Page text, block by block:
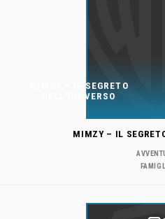
MIMZY – IL SEGRETO
DELL’UNIVERSO
MIMZY – IL